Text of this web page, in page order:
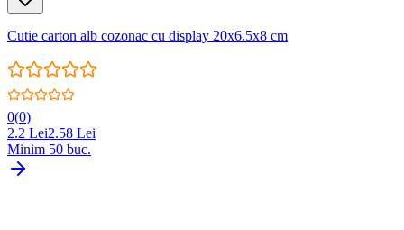
Cutie carton alb cozonac cu display 20x6.5x8 cm
0(0)
2.2 Lei2.58 Lei
Minim 50 buc.